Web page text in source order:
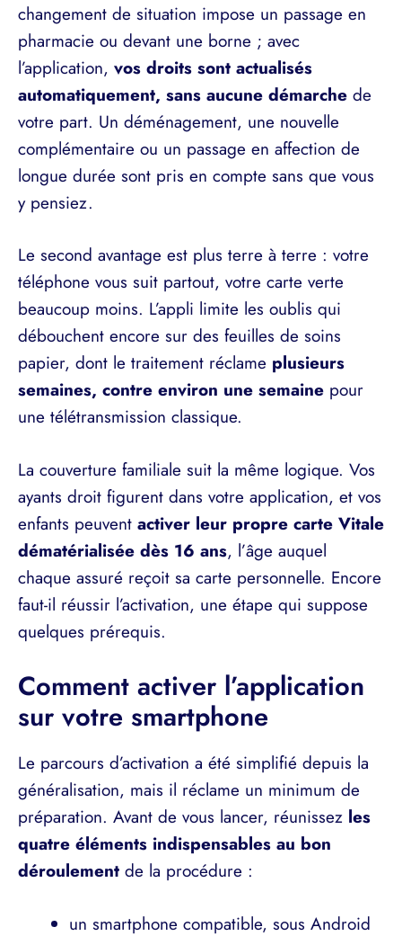
changement de situation impose un passage en
pharmacie ou devant une borne ; avec
l’application, vos droits sont actualisés
automatiquement, sans aucune démarche de
votre part. Un déménagement, une nouvelle
complémentaire ou un passage en affection de
longue durée sont pris en compte sans que vous
y pensiez.
Le second avantage est plus terre à terre : votre
téléphone vous suit partout, votre carte verte
beaucoup moins. L’appli limite les oublis qui
débouchent encore sur des feuilles de soins
papier, dont le traitement réclame plusieurs
semaines, contre environ une semaine pour
une télétransmission classique.
La couverture familiale suit la même logique. Vos
ayants droit figurent dans votre application, et vos
enfants peuvent activer leur propre carte Vitale
dématérialisée dès 16 ans, l’âge auquel
chaque assuré reçoit sa carte personnelle. Encore
faut-il réussir l’activation, une étape qui suppose
quelques prérequis.
Comment activer l’application
sur votre smartphone
Le parcours d’activation a été simplifié depuis la
généralisation, mais il réclame un minimum de
préparation. Avant de vous lancer, réunissez les
quatre éléments indispensables au bon
déroulement de la procédure :
un smartphone compatible, sous Android